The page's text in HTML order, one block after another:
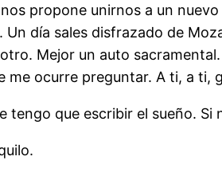
propone unirnos a un
día sales disfrazado de
Mejor un auto
me ocurre preguntar. A ti, a ti,
que escribir el sueño. Si